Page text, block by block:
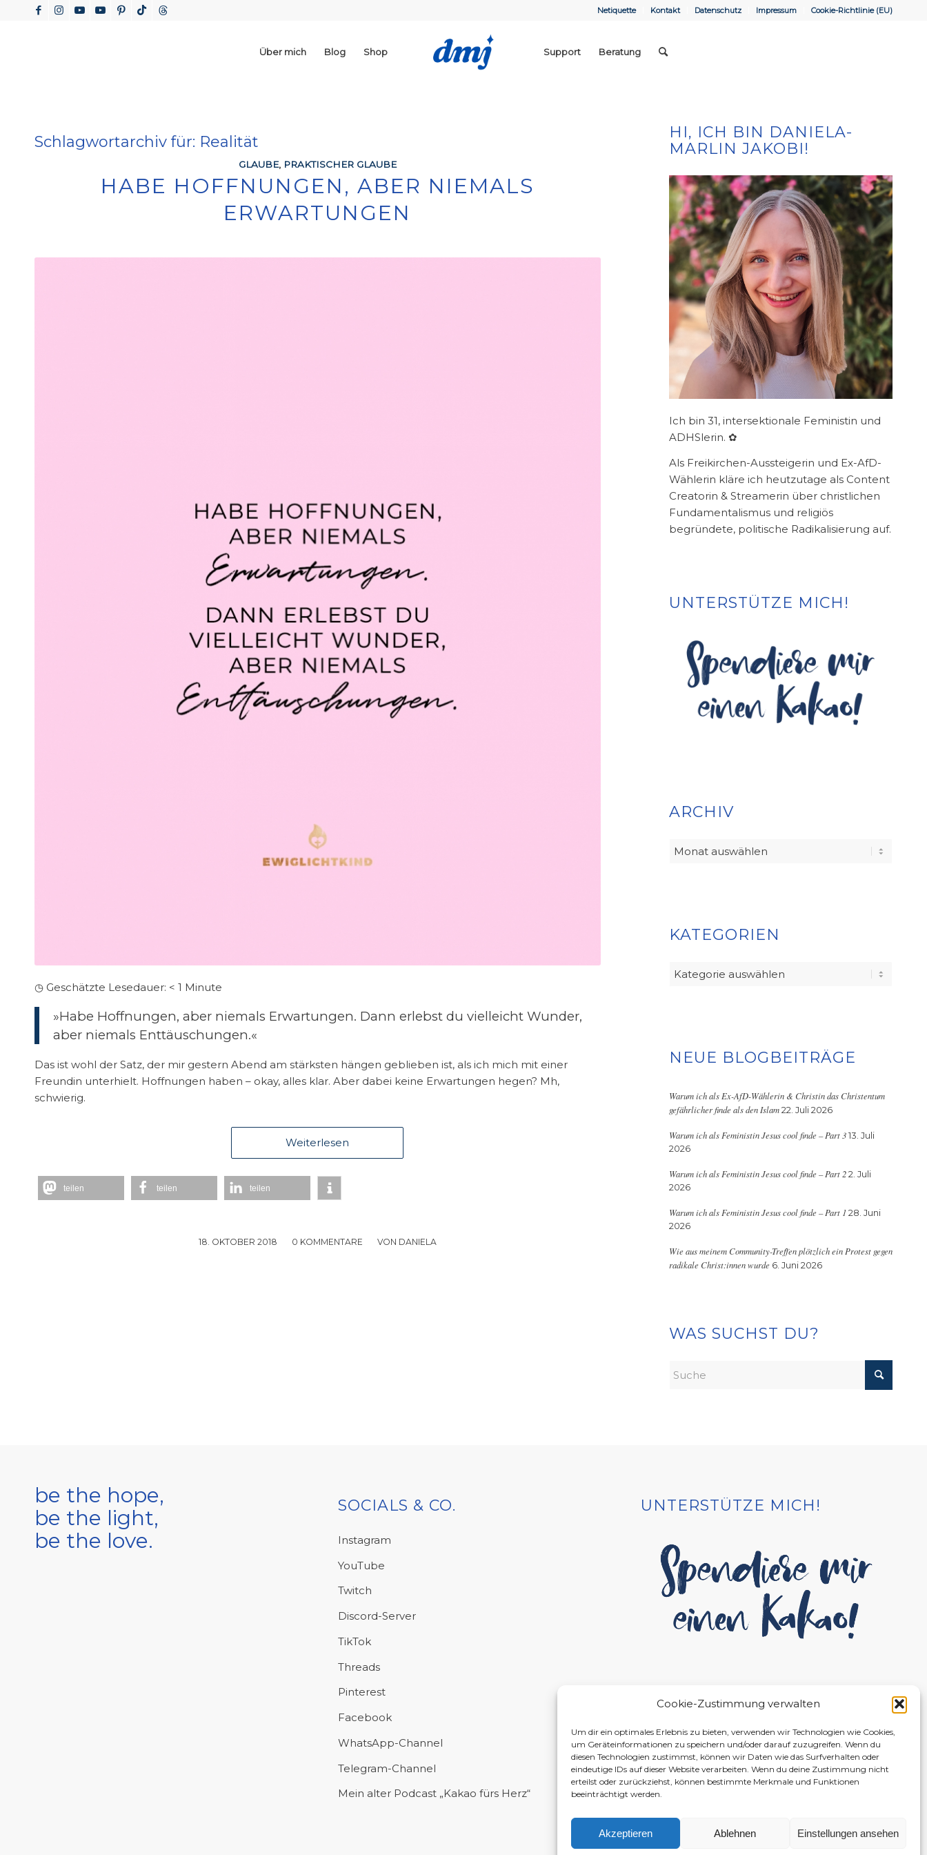
Cookie-Zustimmung verwalten
Um dir ein optimales Erlebnis zu bieten, verwenden wir Technologien wie Cookies,
um Geräteinformationen zu speichern und/oder darauf zuzugreifen. Wenn du
diesen Technologien zustimmst, können wir Daten wie das Surfverhalten oder
eindeutige IDs auf dieser Website verarbeiten. Wenn du deine Zustimmung nicht
erteilst oder zurückziehst, können bestimmte Merkmale und Funktionen
beeinträchtigt werden.
Akzeptieren Ablehnen Einstellungen ansehen
Netiquette Kontakt Datenschutz Impressum Cookie-Richtlinie (EU)
Über mich Blog Shop Support Beratung
Schlagwortarchiv für: Realität
GLAUBE, PRAKTISCHER GLAUBE
HABE HOFFNUNGEN, ABER NIEMALS
ERWARTUNGEN
◷ Geschätzte Lesedauer: < 1 Minute
»Habe Hoffnungen, aber niemals Erwartungen. Dann erlebst du vielleicht Wunder,
aber niemals Enttäuschungen.«
Das ist wohl der Satz, der mir gestern Abend am stärksten hängen geblieben ist, als ich mich mit einer
Freundin unterhielt. Hoffnungen haben – okay, alles klar. Aber dabei keine Erwartungen hegen? Mh,
schwierig.
Weiterlesen
teilen teilen teilen
18. OKTOBER 2018
/ 0 KOMMENTARE
/ VON DANIELA
HI, ICH BIN DANIELA-
MARLIN JAKOBI!
Ich bin 31, intersektionale Feministin und
ADHSlerin. ✿
Als Freikirchen-Aussteigerin und Ex-AfD-
Wählerin kläre ich heutzutage als Content
Creatorin & Streamerin über christlichen
Fundamentalismus und religiös
begründete, politische Radikalisierung auf.
UNTERSTÜTZE MICH!
ARCHIV
KATEGORIEN
Kategorien
NEUE BLOGBEITRÄGE
Warum ich als Ex-AfD-Wählerin & Christin das Christentum
gefährlicher finde als den Islam 22. Juli 2026
Warum ich als Feministin Jesus cool finde – Part 3 13. Juli
2026
Warum ich als Feministin Jesus cool finde – Part 2 2. Juli
2026
Warum ich als Feministin Jesus cool finde – Part 1 28. Juni
2026
Wie aus meinem Community-Treffen plötzlich ein Protest gegen
radikale Christ:innen wurde 6. Juni 2026
WAS SUCHST DU?
be the hope,
be the light,
be the love.
SOCIALS & CO.
Instagram
YouTube
Twitch
Discord-Server
TikTok
Threads
Pinterest
Facebook
WhatsApp-Channel
Telegram-Channel
Mein alter Podcast „Kakao fürs Herz“
UNTERSTÜTZE MICH!